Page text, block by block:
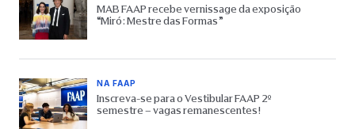
MAB FAAP recebe vernissage da exposição
“Miró: Mestre das Formas”
NA FAAP
Inscreva-se para o Vestibular FAAP 2º
semestre – vagas remanescentes!